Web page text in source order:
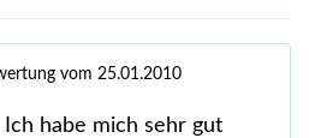
vom 25.01.2010
Ich habe mich sehr gut